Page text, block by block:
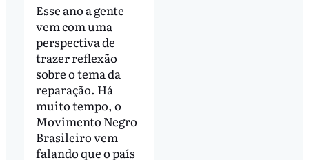
Esse ano a gente
vem com uma
perspectiva de
trazer reflexão
sobre o tema da
reparação. Há
muito tempo, o
Movimento Negro
Brasileiro vem
falando que o país